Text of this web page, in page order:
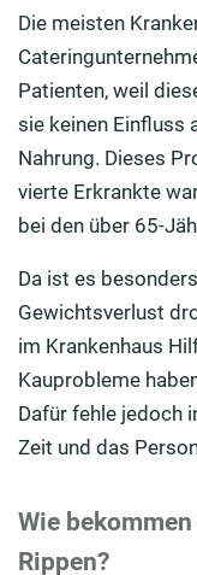
Die meisten
Patienten, weil
sie keinen Einfluss
Nahrung. Dieses
vierte Erkrankte
bei den über 65-
Da ist es
Gewichtsverlust
im Krankenhaus
Kauprobleme
Dafür fehle jedoch
Zeit und das
Wie
Rippen?